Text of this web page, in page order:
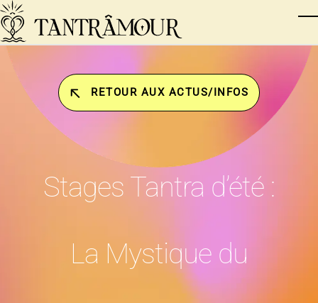
Skip to main content
RETOUR AUX ACTUS/INFOS
Stages Tantra d’été :
La Mystique du